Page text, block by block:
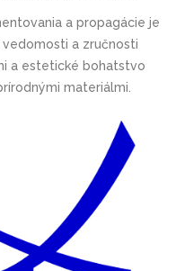
a propagácie je
a zručnosti
a estetické bohatstvo
materiálmi.